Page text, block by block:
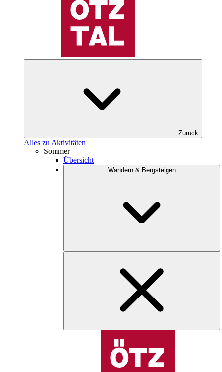
Zurück
Alles zu Aktivitäten
Sommer
Übersicht
Wandern & Bergsteigen